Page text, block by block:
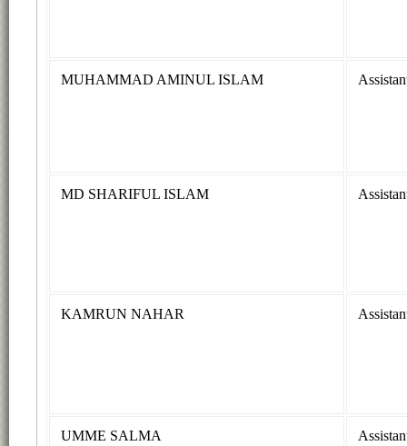
MUHAMMAD AMINUL ISLAM
MD SHARIFUL ISLAM
KAMRUN NAHAR
UMME SALMA